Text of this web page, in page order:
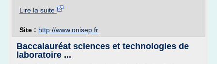
Lire la suite
Site : http://www.onisep.fr
Baccalauréat sciences et technologies de
laboratoire ...